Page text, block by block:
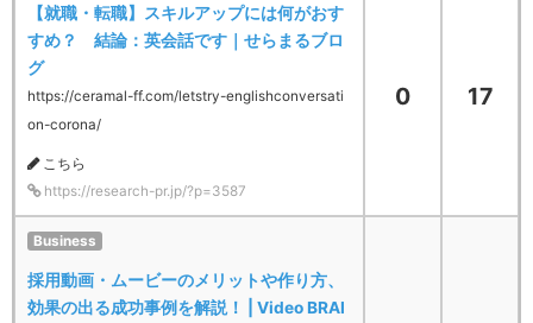
【就職・転職】スキルアップには何がおす
すめ？ 結論：英会話です｜せらまるブロ
グ
https://ceramal-ff.com/letstry-englishconversati
on-corona/
こちら
https://research-pr.jp/?p=3587
0 17
Business
採用動画・ムービーのメリットや作り方、
効果の出る成功事例を解説！ | Video BRAI